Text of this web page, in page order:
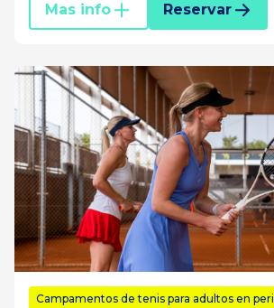
Mas info Reservar
Campamentos de tenis para adultos en